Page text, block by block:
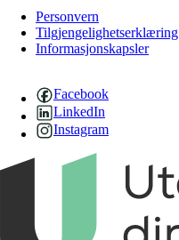
Personvern
Tilgjengelighetserklæring
Informasjonskapsler
Facebook
LinkedIn
Instagram